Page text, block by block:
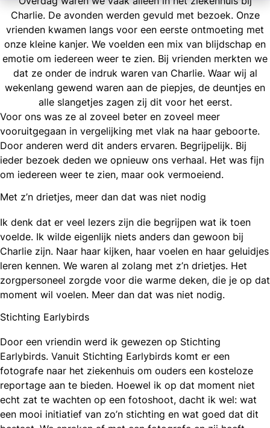
Charlie. De avonden werden gevuld met bezoek. Onze
vrienden kwamen langs voor een eerste ontmoeting met
onze kleine kanjer. We voelden een mix van blijdschap en
emotie om iedereen weer te zien. Bij vrienden merkten we
dat ze onder de indruk waren van Charlie. Waar wij al
wekenlang gewend waren aan de piepjes, de deuntjes en
alle slangetjes zagen zij dit voor het eerst.
Voor ons was ze al zoveel beter en zoveel meer
vooruitgegaan in vergelijking met vlak na haar geboorte.
Door anderen werd dit anders ervaren. Begrijpelijk. Bij
ieder bezoek deden we opnieuw ons verhaal. Het was fijn
om iedereen weer te zien, maar ook vermoeiend.
Met z’n drietjes, meer dan dat was niet nodig
Ik denk dat er veel lezers zijn die begrijpen wat ik toen
voelde. Ik wilde eigenlijk niets anders dan gewoon bij
Charlie zijn. Naar haar kijken, haar voelen en haar geluidjes
leren kennen. We waren al zolang met z’n drietjes. Het
zorgpersoneel zorgde voor die warme deken, die je op dat
moment wil voelen. Meer dan dat was niet nodig.
Stichting Earlybirds
Door een vriendin werd ik gewezen op Stichting
Earlybirds. Vanuit Stichting Earlybirds komt er een
fotografe naar het ziekenhuis om ouders een kosteloze
reportage aan te bieden. Hoewel ik op dat moment niet
echt zat te wachten op een fotoshoot, dacht ik wel: wat
een mooi initiatief van zo’n stichting en wat goed dat dit